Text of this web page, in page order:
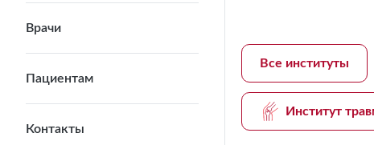
Врачи
Пациентам
Контакты
Все институты
Институт